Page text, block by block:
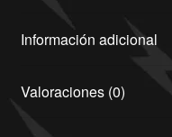
Información adicional
Valoraciones (0)